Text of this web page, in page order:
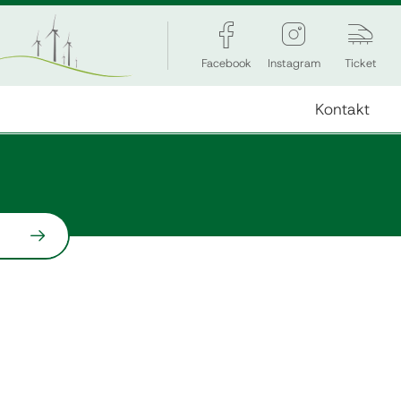
Facebook Instagram Ticket
Kontakt